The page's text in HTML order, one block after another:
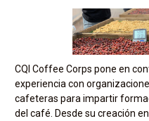
CQI Coffee Corps pone en
experiencia con
cafeteras para impartir
del café. Desde su creación